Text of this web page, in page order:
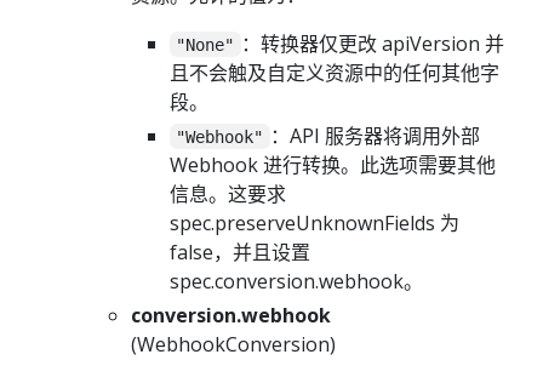
"None"
：转换器仅更改 apiVersion 并
且不会触及自定义资源中的任何其他字
段。
"Webhook"
：API 服务器将调用外部
Webhook 进行转换。此选项需要其他
信息。这要求
spec.preserveUnknownFields 为
false，并且设置
spec.conversion.webhook。
conversion.webhook
(WebhookConversion)